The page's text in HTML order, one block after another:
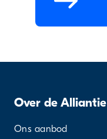
Over de Alliantie
Ons aanbod